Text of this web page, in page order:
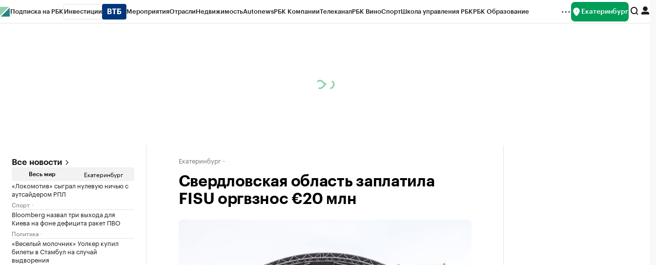
Подписка на РБК Инвестиции МероприятияОтраслиНедвижимостьAutonewsРБК КомпанииТелеканалРБК ВиноСпортШкола управления РБКРБК Образование Екатеринбург
Все новости
Весь мир Екатеринбург
«Локомотив» сыграл нулевую ничью с
аутсайдером РПЛ
Спорт
Bloomberg назвал три выхода для
Киева на фоне дефицита ракет ПВО
Политика
«Веселый молочник» Уолкер купил
билеты в Стамбул на случай
выдворения
Екатеринбург
Свердловская область заплатила
FISU оргвзнос €20 млн